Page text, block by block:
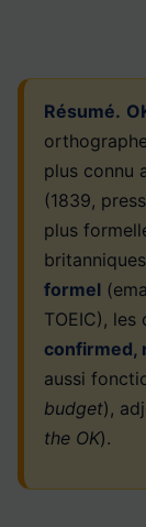
Résumé.
plus connu
(1839,
plus
formel
TOEIC),
confirmed,
aussi
budget),
the OK).